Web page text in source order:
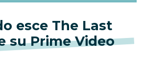
esce The Last
su Prime Video